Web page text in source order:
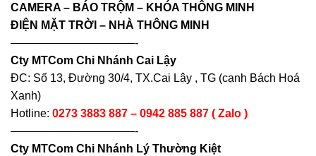
CAMERA – BÁO TRỘM – KHÓA THÔNG MINH
ĐIỆN MẶT TRỜI – NHÀ THÔNG MINH
———————————-
Cty MTCom Chi Nhánh Cai Lậy
ĐC: Số 13, Đường 30/4, TX.Cai Lậy , TG (cạnh Bách Hoá
Xanh)
Hotline: 0273 3883 887 – 0942 885 887 ( Zalo )
———————————-
Cty MTCom Chi Nhánh Lý Thường Kiệt